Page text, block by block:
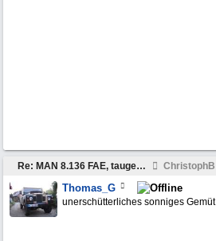
Re: MAN 8.136 FAE, taugen die was? ChristophB
Thomas_G
unerschütterliches sonniges Gemüt